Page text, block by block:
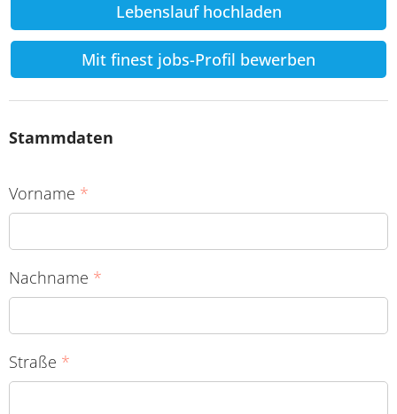
Lebenslauf hochladen
Mit finest jobs-Profil bewerben
Stammdaten
Vorname *
Nachname *
Straße *